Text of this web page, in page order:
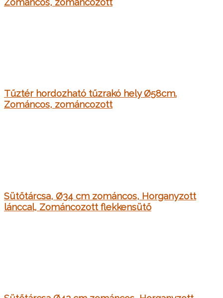
Tűztér hordozható tűzrakó hely Ø58cm.
Zománcos, zománcozott
Sütőtárcsa, Ø34 cm zománcos, Horganyzott
lánccal, Zománcozott flekkensütő